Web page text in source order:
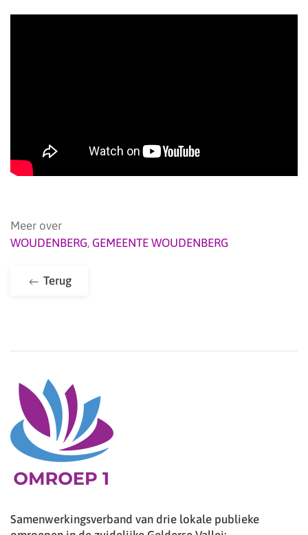
Meer over
WOUDENBERG, GEMEENTE WOUDENBERG
Terug
Samenwerkingsverband van drie lokale publieke